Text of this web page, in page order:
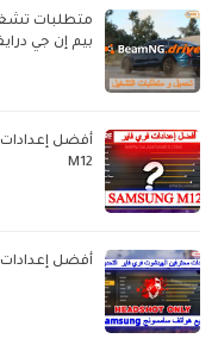
بيم إن جي
M12
أفضل إعدادات